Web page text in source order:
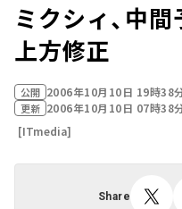
ミクシィ、中
上方修正
公開 2006年10月10日 19時38
更新 2006年10月10日 07時38
[ITmedia]
Share